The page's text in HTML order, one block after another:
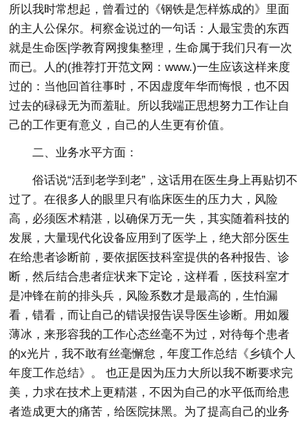
所以我时常想起，曾看过的《钢铁是怎样炼成的》里面
的主人公保尔。柯察金说过的一句话：人最宝贵的东西
就是生命医|学教育网搜集整理，生命属于我们只有一次
而已。人的(推荐打开范文网：www.)一生应该这样来度
过的：当他回首往事时，不因虚度年华而悔恨，也不因
过去的碌碌无为而羞耻。所以我端正思想努力工作让自
己的工作更有意义，自己的人生更有价值。
二、业务水平方面：
俗话说“活到老学到老”，这话用在医生身上再贴切不
过了。在很多人的眼里只有临床医生的压力大，风险
高，必须医术精湛，以确保万无一失，其实随着科技的
发展，大量现代化设备应用到了医学上，绝大部分医生
在给患者诊断前，要依据医技科室提供的各种报告、诊
断，然后结合患者症状来下定论，这样看，医技科室才
是冲锋在前的排头兵，风险系数才是最高的，生怕漏
看，错看，而让自己的错误报告误导医生诊断。用如履
薄冰，来形容我的工作心态丝毫不为过，对待每个患者
的x光片，我不敢有丝毫懈怠，年度工作总结《乡镇个人
年度工作总结》。 也正是因为压力大所以我不断要求完
美，力求在技术上更精湛，不因为自己的水平低而给患
者造成更大的痛苦，给医院抹黑。为了提高自己的业务